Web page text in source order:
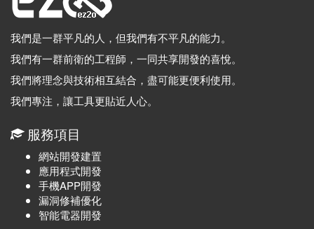
我們是一群平凡的人，但我們有不平凡的能力。
我們有一群前衛的工程師，一同共享開發的喜悅。
我們將理念與技術相互結合，盡可能更便利使用。
我們專注，讓工具更貼近人心。
服務項目
網站開發建置
應用程式開發
手機APP開發
漏洞修補優化
智能電器開發